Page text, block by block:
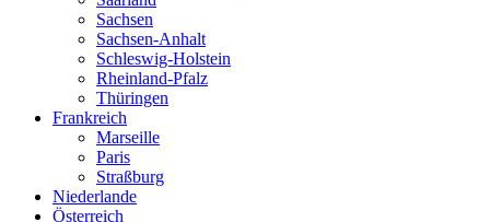
Sachsen
Sachsen-Anhalt
Schleswig-Holstein
Rheinland-Pfalz
Thüringen
Frankreich
Marseille
Paris
Straßburg
Niederlande
Österreich